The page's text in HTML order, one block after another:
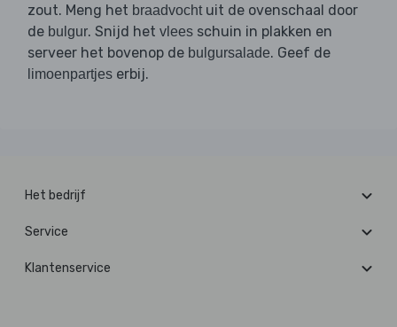
zout. Meng het braadvochtuit de ovenschaal door
de bulgur. Snijd het vlees schuin in plakken en
serveer het bovenop de bulgursalade. Geef de
limoenpartjes erbij.
Het bedrijf
Service
Klantenservice